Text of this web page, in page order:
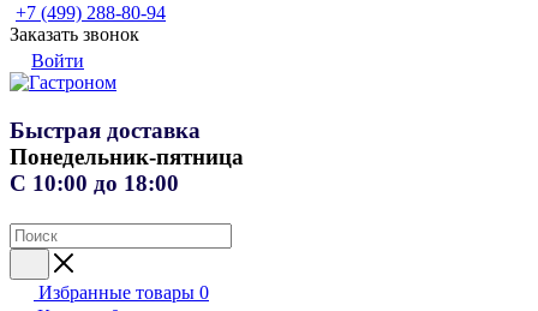
+7 (499) 288-80-94
Заказать звонок
Войти
Быстрая доставка
Понедельник-пятница
С 10:00 до 18:00
Избранные товары 0